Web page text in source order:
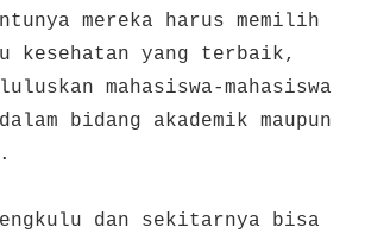
mereka harus memilih
kesehatan yang terbaik,
mahasiswa-mahasiswa
bidang akademik maupun
dan sekitarnya bisa